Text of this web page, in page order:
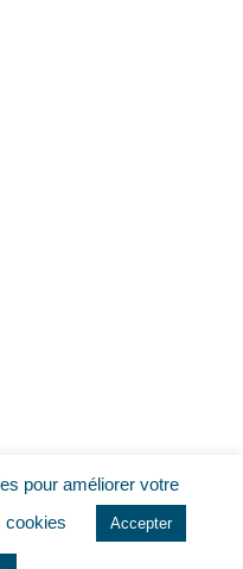
pour améliorer votre
cookies Accepter